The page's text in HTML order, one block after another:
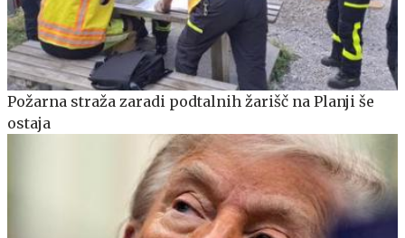
Požarna straža zaradi podtalnih žarišč na Planji še
ostaja